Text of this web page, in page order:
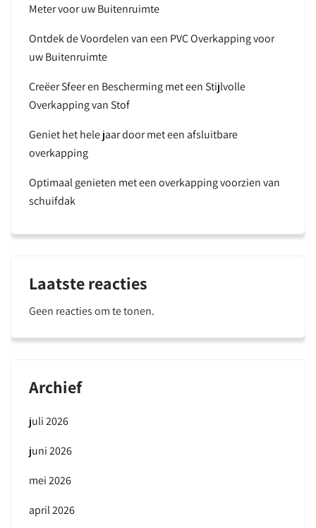
Meter voor uw Buitenruimte
Ontdek de Voordelen van een PVC Overkapping voor
uw Buitenruimte
Creëer Sfeer en Bescherming met een Stijlvolle
Overkapping van Stof
Geniet het hele jaar door met een afsluitbare
overkapping
Optimaal genieten met een overkapping voorzien van
schuifdak
Laatste reacties
Geen reacties om te tonen.
Archief
juli 2026
juni 2026
mei 2026
april 2026